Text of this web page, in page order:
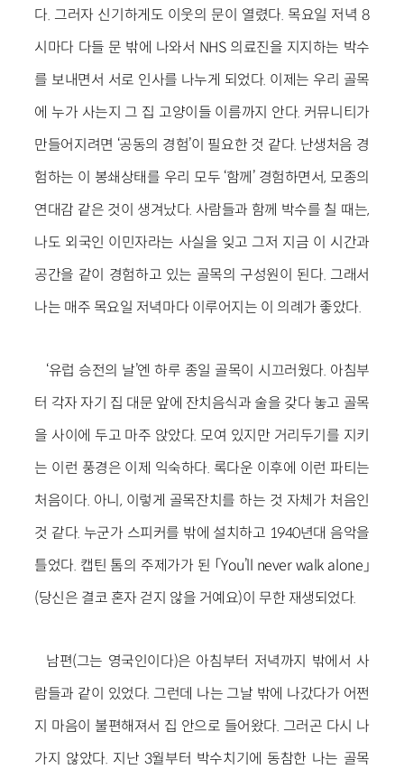
다. 그러자 신기하게도 이웃의 문이 열렸다. 목요일 저녁 8
시마다 다들 문 밖에 나와서 NHS 의료진을 지지하는 박수
를 보내면서 서로 인사를 나누게 되었다. 이제는 우리 골목
에 누가 사는지 그 집 고양이들 이름까지 안다. 커뮤니티가
만들어지려면 ‘공동의 경험’이 필요한 것 같다. 난생처음 경
험하는 이 봉쇄상태를 우리 모두 ‘함께’ 경험하면서, 모종의
연대감 같은 것이 생겨났다. 사람들과 함께 박수를 칠 때는,
나도 외국인 이민자라는 사실을 잊고 그저 지금 이 시간과
공간을 같이 경험하고 있는 골목의 구성원이 된다. 그래서
나는 매주 목요일 저녁마다 이루어지는 이 의례가 좋았다.
‘유럽 승전의 날’엔 하루 종일 골목이 시끄러웠다. 아침부
터 각자 자기 집 대문 앞에 잔치음식과 술을 갖다 놓고 골목
을 사이에 두고 마주 앉았다. 모여 있지만 거리두기를 지키
는 이런 풍경은 이제 익숙하다. 록다운 이후에 이런 파티는
처음이다. 아니, 이렇게 골목잔치를 하는 것 자체가 처음인
것 같다. 누군가 스피커를 밖에 설치하고 1940년대 음악을
틀었다. 캡틴 톰의 주제가가 된 「You’ll never walk alone」
(당신은 결코 혼자 걷지 않을 거예요)이 무한 재생되었다.
남편(그는 영국인이다)은 아침부터 저녁까지 밖에서 사
람들과 같이 있었다. 그런데 나는 그날 밖에 나갔다가 어쩐
지 마음이 불편해져서 집 안으로 들어왔다. 그러곤 다시 나
가지 않았다. 지난 3월부터 박수치기에 동참한 나는 골목